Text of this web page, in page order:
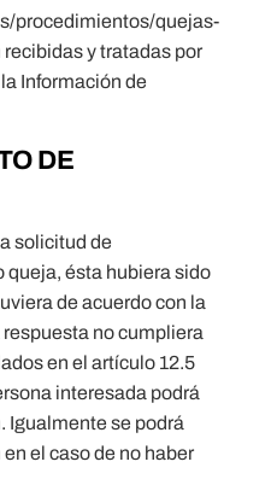
procedimientos/quejas-
y tratadas por
Información de
DE
solicitud de
queja, ésta hubiera sido
de acuerdo con la
no cumpliera
en el artículo 12.5
interesada podrá
Igualmente se podrá
el caso de no haber